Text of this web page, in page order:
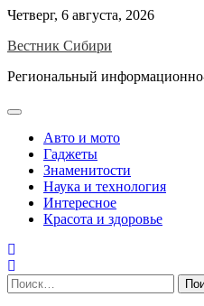
Skip
content
Четверг, 6 августа, 2026
Вестник Сибири
Региональный
Авто и мото
Гаджеты
Знаменитости
Наука и технология
Интересное
Красота и здоровье
Найти: